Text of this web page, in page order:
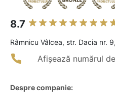
8.7
Râmnicu Vâlcea, str. Dacia nr.
Afișează numărul
Despre companie: